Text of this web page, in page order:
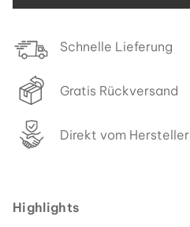
Schnelle Lieferung
Gratis Rückversand
Direkt vom Hersteller
Highlights